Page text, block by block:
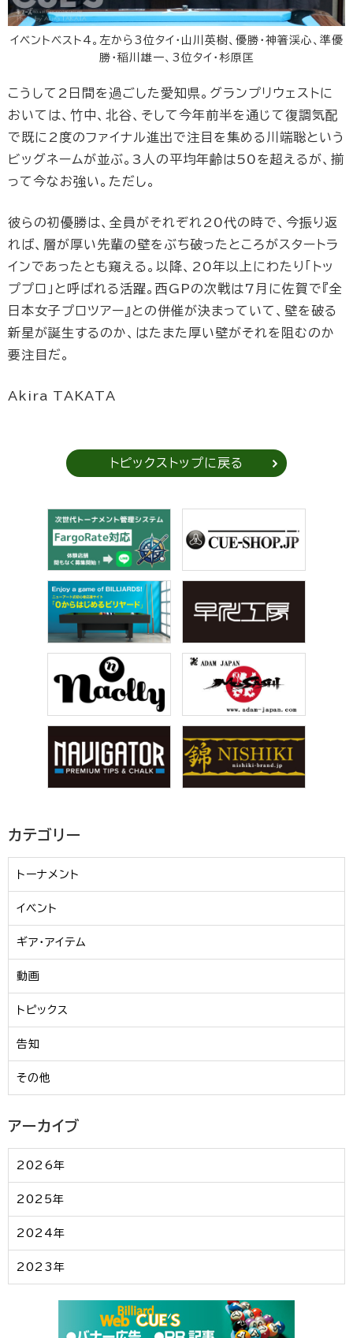
イベントベスト4。左から3位タイ・山川英樹、優勝・神箸渓心、準優
勝・稲川雄一、3位タイ・杉原匡
こうして2日間を過ごした愛知県。グランプリウェストに
おいては、竹中、北谷、そして今年前半を通じて復調気配
で既に2度のファイナル進出で注目を集める川端聡という
ビッグネームが並ぶ。3人の平均年齢は50を超えるが、揃
って今なお強い。ただし。
彼らの初優勝は、全員がそれぞれ20代の時で、今振り返
れば、層が厚い先輩の壁をぶち破ったところがスタートラ
インであったとも窺える。以降、20年以上にわたり「トッ
ププロ」と呼ばれる活躍。西GPの次戦は7月に佐賀で『全
日本女子プロツアー』との併催が決まっていて、壁を破る
新星が誕生するのか、はたまた厚い壁がそれを阻むのか
要注目だ。
Akira TAKATA
トピックストップに戻る
カテゴリー
トーナメント
イベント
ギア・アイテム
動画
トピックス
告知
その他
アーカイブ
2026年
2025年
2024年
2023年